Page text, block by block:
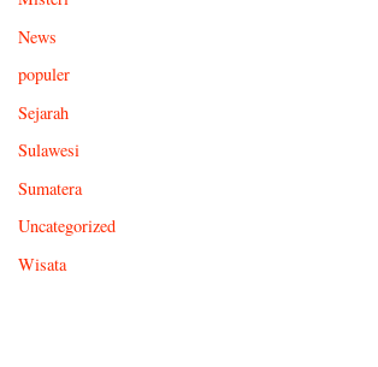
News
populer
Sejarah
Sulawesi
Sumatera
Uncategorized
Wisata